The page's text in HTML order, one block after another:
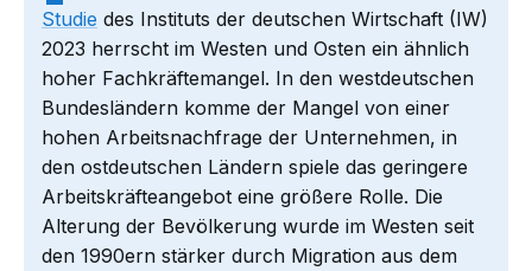
Studie des Instituts der deutschen Wirtschaft (IW)
2023 herrscht im Westen und Osten ein ähnlich
hoher Fachkräftemangel. In den westdeutschen
Bundesländern komme der Mangel von einer
hohen Arbeitsnachfrage der Unternehmen, in
den ostdeutschen Ländern spiele das geringere
Arbeitskräfteangebot eine größere Rolle. Die
Alterung der Bevölkerung wurde im Westen seit
den 1990ern stärker durch Migration aus dem